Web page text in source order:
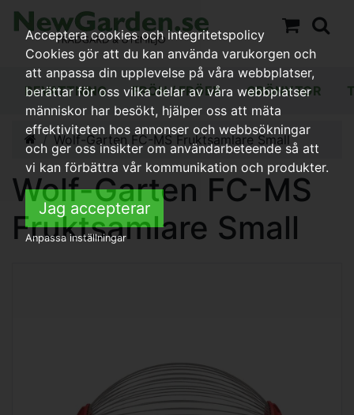
BEVATTNING FRÖN / FRÖER GRÖNYTOR
Wolf-Garten FC-MS Fruktsamlare Small
Wolf-Garten FC-MS
Fruktsamlare Small
Acceptera cookies och integritetspolicy
Cookies gör att du kan använda varukorgen och
att anpassa din upplevelse på våra webbplatser,
berättar för oss vilka delar av våra webbplatser
människor har besökt, hjälper oss att mäta
effektiviteten hos annonser och webbsökningar
och ger oss insikter om användarbeteende så att
vi kan förbättra vår kommunikation och produkter.
Jag accepterar
Anpassa inställningar